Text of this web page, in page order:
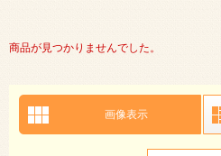
商品が見つかりませんでした。
画像表示